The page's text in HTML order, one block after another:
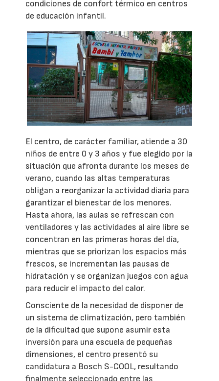
condiciones de confort térmico en centros
de educación infantil.
El centro, de carácter familiar, atiende a 30
niños de entre 0 y 3 años y fue elegido por la
situación que afronta durante los meses de
verano, cuando las altas temperaturas
obligan a reorganizar la actividad diaria para
garantizar el bienestar de los menores.
Hasta ahora, las aulas se refrescan con
ventiladores y las actividades al aire libre se
concentran en las primeras horas del día,
mientras que se priorizan los espacios más
frescos, se incrementan las pausas de
hidratación y se organizan juegos con agua
para reducir el impacto del calor.
Consciente de la necesidad de disponer de
un sistema de climatización, pero también
de la dificultad que supone asumir esta
inversión para una escuela de pequeñas
dimensiones, el centro presentó su
candidatura a Bosch S-COOL, resultando